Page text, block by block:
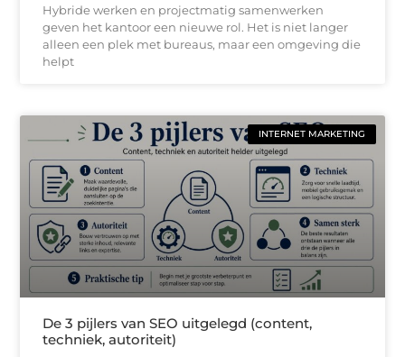
Hybride werken en projectmatig samenwerken
geven het kantoor een nieuwe rol. Het is niet langer
alleen een plek met bureaus, maar een omgeving die
helpt
INTERNET MARKETING
De 3 pijlers van SEO uitgelegd (content,
techniek, autoriteit)